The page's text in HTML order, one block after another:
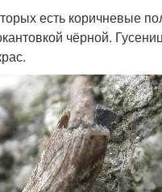
есть коричневые
чёрной.